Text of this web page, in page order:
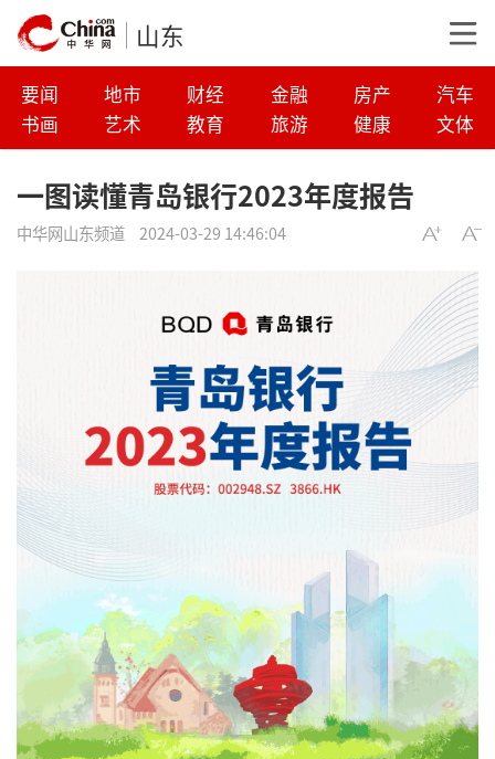
山东
要闻 地市 财经 金融 房产
汽车
书画
艺术 教育 旅游 健康 文体
一图读懂青岛银行2023年度报告
中华网山东频道 2024-03-29 14:46:04